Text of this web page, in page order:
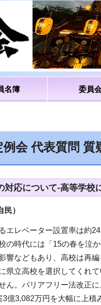
名簿 委員
会 代表質問 質
対応について-高等学校
）
エレベーター設置率は約
の時代には「15の春を泣
響などもあり、高校は再編
県立高校を選択してくれ
ん。バリアフリー法改正
億3,082万円を大幅に上